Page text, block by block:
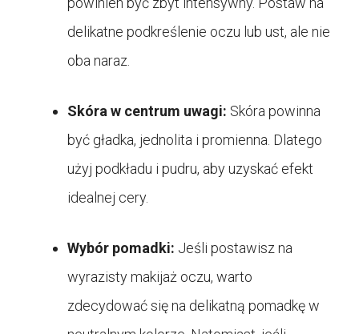
delikatne podkreślenie oczu lub ust, ale nie
oba naraz.
Skóra w centrum uwagi: Skóra powinna
być gładka, jednolita i promienna. Dlatego
użyj podkładu i pudru, aby uzyskać efekt
idealnej cery.
Wybór pomadki: Jeśli postawisz na
wyrazisty makijaż oczu, warto
zdecydować się na delikatną pomadkę w